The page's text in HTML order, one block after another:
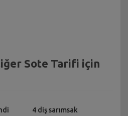
Sote Tarifi için
4 diş sarımsak